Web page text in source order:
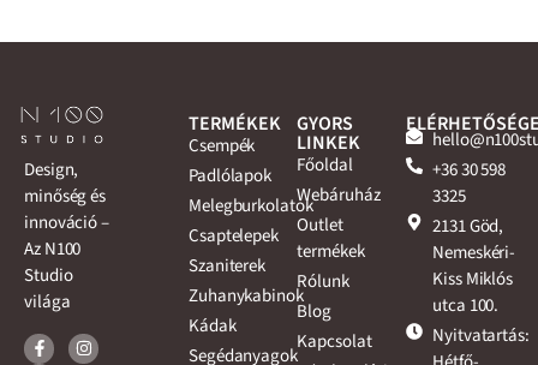
Design,
minőség és
innováció –
Az N100
Studio
világa
TERMÉKEK
Csempék
Padlólapok
Melegburkolatok
Csaptelepek
Szaniterek
Zuhanykabinok
Kádak
Segédanyagok
GYORS
LINKEK
Főoldal
Webáruház
Outlet
termékek
Rólunk
Blog
Kapcsolat
+36 30 598
3325
2131 Göd,
Nemeskéri-
Kiss Miklós
utca 100.
Nyitvatartás: